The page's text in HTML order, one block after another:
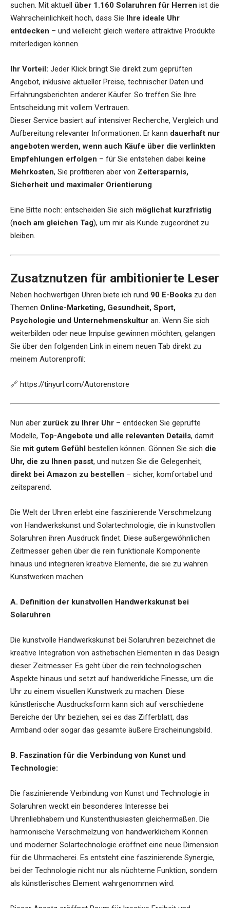
suchen. Mit aktuell über 1.160 Solaruhren für Herren ist die
Wahrscheinlichkeit hoch, dass Sie Ihre ideale Uhr
entdecken – und vielleicht gleich weitere attraktive Produkte
miterledigen können.
Ihr Vorteil: Jeder Klick bringt Sie direkt zum geprüften
Angebot, inklusive aktueller Preise, technischer Daten und
Erfahrungsberichten anderer Käufer. So treffen Sie Ihre
Entscheidung mit vollem Vertrauen.
Dieser Service basiert auf intensiver Recherche, Vergleich und
Aufbereitung relevanter Informationen. Er kann dauerhaft nur
angeboten werden, wenn auch Käufe über die verlinkten
Empfehlungen erfolgen – für Sie entstehen dabei keine
Mehrkosten, Sie profitieren aber von Zeitersparnis,
Sicherheit und maximaler Orientierung.
Eine Bitte noch: entscheiden Sie sich möglichst kurzfristig
(noch am gleichen Tag), um mir als Kunde zugeordnet zu
bleiben.
Zusatznutzen für ambitionierte Leser
Neben hochwertigen Uhren biete ich rund 90 E-Books zu den
Themen Online-Marketing, Gesundheit, Sport,
Psychologie und Unternehmenskultur an. Wenn Sie sich
weiterbilden oder neue Impulse gewinnen möchten, gelangen
Sie über den folgenden Link in einem neuen Tab direkt zu
meinem Autorenprofil:
🔗 https://tinyurl.com/Autorenstore
Nun aber zurück zu Ihrer Uhr – entdecken Sie geprüfte
Modelle, Top-Angebote und alle relevanten Details, damit
Sie mit gutem Gefühl bestellen können. Gönnen Sie sich die
Uhr, die zu Ihnen passt, und nutzen Sie die Gelegenheit,
direkt bei Amazon zu bestellen – sicher, komfortabel und
zeitsparend.
Die Welt der Uhren erlebt eine faszinierende Verschmelzung
von Handwerkskunst und Solartechnologie, die in kunstvollen
Solaruhren ihren Ausdruck findet. Diese außergewöhnlichen
Zeitmesser gehen über die rein funktionale Komponente
hinaus und integrieren kreative Elemente, die sie zu wahren
Kunstwerken machen.
A. Definition der kunstvollen Handwerkskunst bei
Solaruhren
Die kunstvolle Handwerkskunst bei Solaruhren bezeichnet die
kreative Integration von ästhetischen Elementen in das Design
dieser Zeitmesser. Es geht über die rein technologischen
Aspekte hinaus und setzt auf handwerkliche Finesse, um die
Uhr zu einem visuellen Kunstwerk zu machen. Diese
künstlerische Ausdrucksform kann sich auf verschiedene
Bereiche der Uhr beziehen, sei es das Zifferblatt, das
Armband oder sogar das gesamte äußere Erscheinungsbild.
B. Faszination für die Verbindung von Kunst und
Technologie:
Die faszinierende Verbindung von Kunst und Technologie in
Solaruhren weckt ein besonderes Interesse bei
Uhrenliebhabern und Kunstenthusiasten gleichermaßen. Die
harmonische Verschmelzung von handwerklichem Können
und moderner Solartechnologie eröffnet eine neue Dimension
für die Uhrmacherei. Es entsteht eine faszinierende Synergie,
bei der Technologie nicht nur als nüchterne Funktion, sondern
als künstlerisches Element wahrgenommen wird.